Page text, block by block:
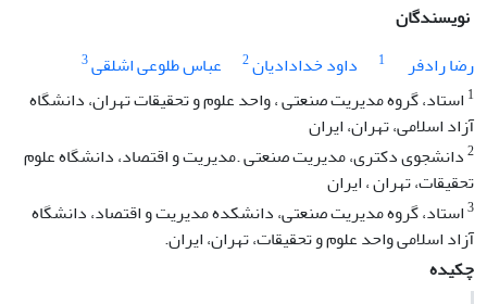
نویسندگان
رضا رادفر
1 داود خدادادیان2 عباس طلوعی اشلقی3
1 استاد، گروه مدیریت صنعتی ، واحد علوم و تحقیقات تهران، دانشگاه
آزاد اسلامی، تهران، ایران
2دانشجوی دکتری، مدیریت صنعتی .مدیریت و اقتصاد، دانشگاه علوم
تحقیقات، تهران ، ایران
3استاد، گروه مدیریت صنعتی، دانشکده مدیریت و اقتصاد، دانشگاه
آزاد اسلامی واحد علوم و تحقیقات، تهران، ایران.
چکیده